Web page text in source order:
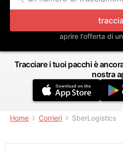
traccia
aprire l'offerta di
Tracciare i tuoi pacchi è
nostra
Home Corrieri SberLogistics